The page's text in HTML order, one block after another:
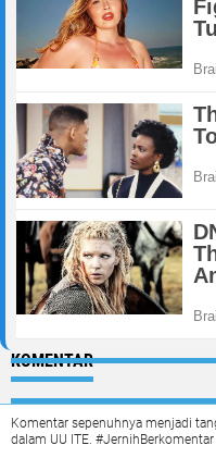
KOMENTAR
Komentar sepenuhnya menjadi
dalam UU ITE. #JernihBerkomentar